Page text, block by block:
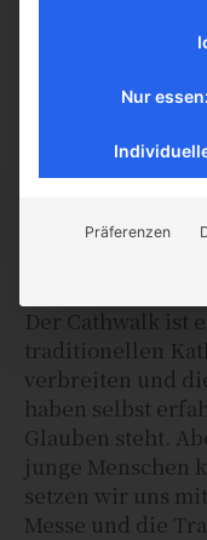
im
Der Cathwalk ist
traditionellen
verbreiten und
haben selbst
Glauben steht.
junge Menschen
setzen wir uns
Messe und die
Aufschluss
Externe
akzeptiert
manuelle
Nur
Präferenzen